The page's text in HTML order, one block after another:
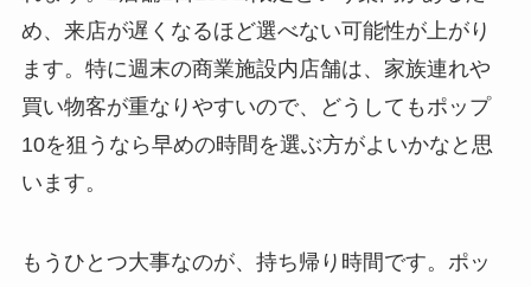
め、来店が遅くなるほど選べない可能性が上がり
ます。特に週末の商業施設内店舗は、家族連れや
買い物客が重なりやすいので、どうしてもポップ
10を狙うなら早めの時間を選ぶ方がよいかなと思
います。
もうひとつ大事なのが、持ち帰り時間です。ポッ